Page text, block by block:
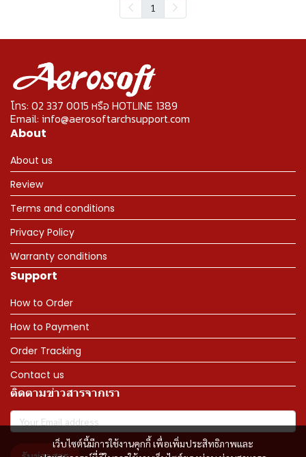
1
เว็บไซต์นี้มีการใช้งานคุกกี้ เพื่อเพิ่มประสิทธิภาพและ
โทร: 02 337 0015 หรือ HOTLINE 1389
Email: info@aerosoftarchsupport.com
About
About us
Review
Terms and conditions
Privacy Policy
Warranty conditions
Support
How to Order
How to Payment
Order Tracking
Contact us
ติดตามข่าวสารจากเรา